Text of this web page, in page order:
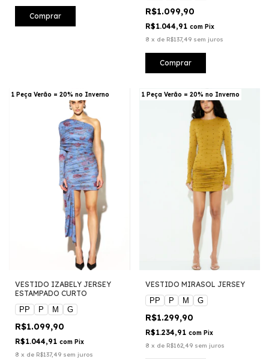
Comprar R$1.099,90
R$1.044,91 com Pix
8 x de R$137,49 sem juros
Comprar
1 Peça Verão = 20% no Inverno
VESTIDO IZABELY JERSEY
ESTAMPADO CURTO
PP
P M G
R$1.099,90
R$1.044,91 com Pix
8 x de R$137,49 sem juros
1 Peça Verão = 20% no Inverno
VESTIDO MIRASOL JERSEY
PP
P M G
R$1.299,90
R$1.234,91 com Pix
8 x de R$162,49 sem juros